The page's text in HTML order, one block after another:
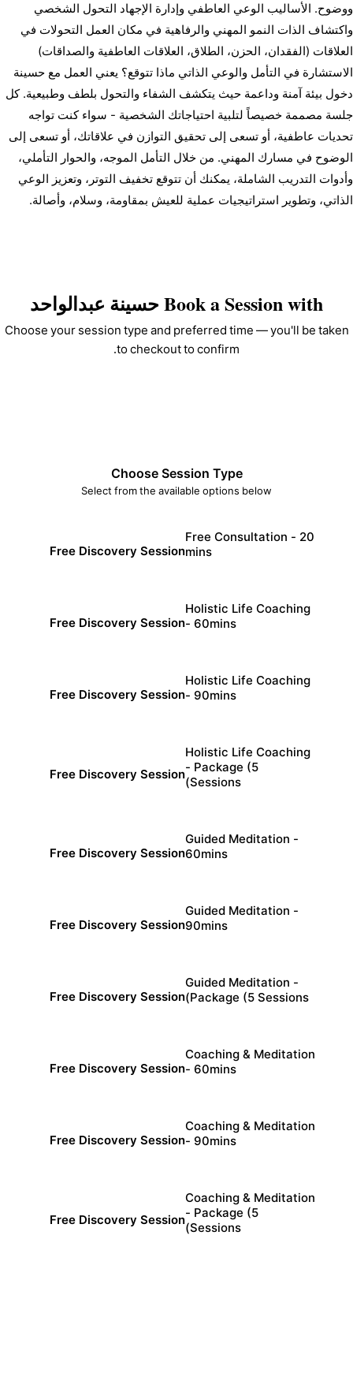
ووضوح. الأساليب الوعي العاطفي وإدارة الإجهاد التحول الشخصي
واكتشاف الذات النمو المهني والرفاهية في مكان العمل التحولات في
العلاقات (الفقدان، الحزن، الطلاق، العلاقات العاطفية والصداقات)
الاستشارة في التأمل والوعي الذاتي ماذا تتوقع؟ يعني العمل مع حسينة
دخول بيئة آمنة وداعمة حيث يتكشف الشفاء والتحول بلطف وطبيعية. كل
جلسة مصممة خصيصاً لتلبية احتياجاتك الشخصية - سواء كنت تواجه
تحديات عاطفية، أو تسعى إلى تحقيق التوازن في علاقاتك، أو تسعى إلى
الوضوح في مسارك المهني. من خلال التأمل الموجه، والحوار التأملي،
وأدوات التدريب الشاملة، يمكنك أن تتوقع تخفيف التوتر، وتعزيز الوعي
وتطوير استراتيجيات عملية للعيش بمقاومة، وسلام، وأصالة.
Book a Session withحسينة عبدالواحد
Choose your session type and preferred time — you'll be
to checkout to confirm.
Choose Session Type
Select from the available options below
Free Consultation - 20
mins
Free Discovery Session
Holistic Life Coaching
- 60mins
Free Discovery Session
Holistic Life Coaching
- 90mins
Free Discovery Session
Holistic Life Coaching
- Package (5
Sessions)
Free Discovery Session
Guided Meditation -
60mins
Free Discovery Session
Guided Meditation -
90mins
Free Discovery Session
Guided Meditation -
Package (5 Sessions)
Free Discovery Session
Coaching & Meditation
- 60mins
Free Discovery Session
Coaching & Meditation
- 90mins
Free Discovery Session
Coaching & Meditation
- Package (5
Sessions)
Free Discovery Session